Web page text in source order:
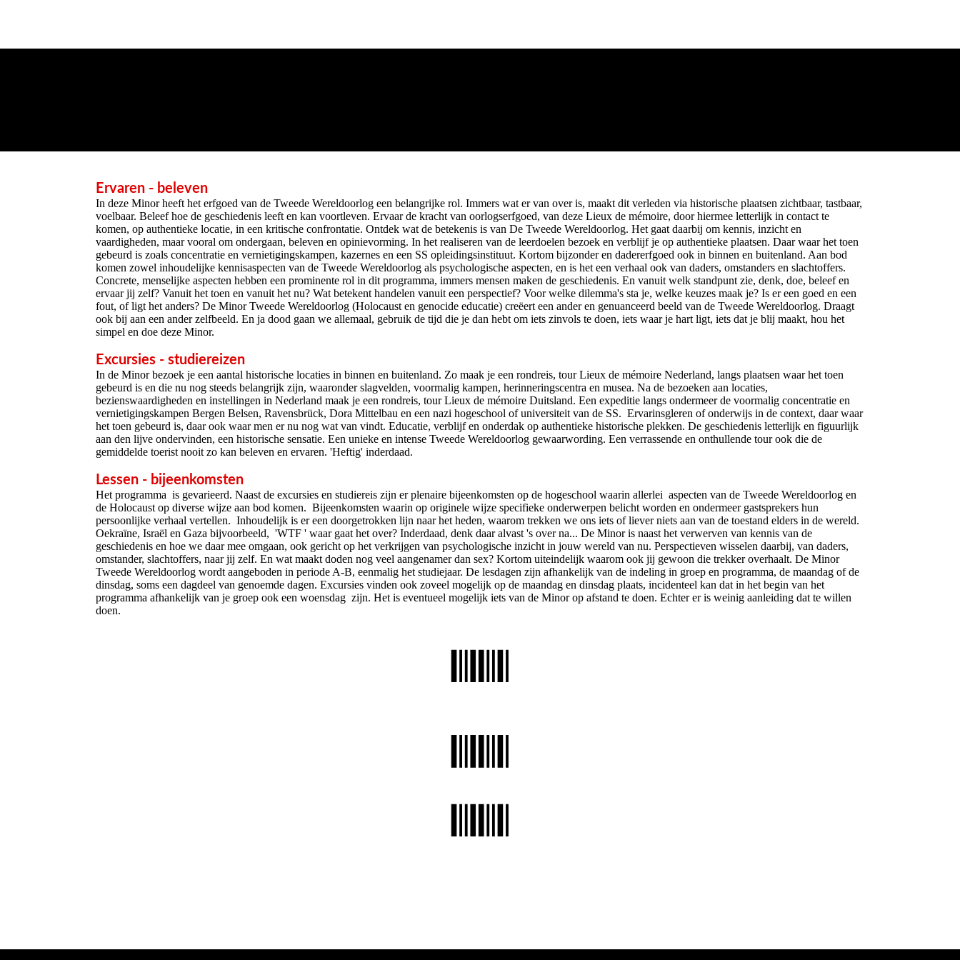
Ervaren - beleven
In deze Minor heeft het erfgoed van de Tweede Wereldoorlog een belangrijke rol. Immers wat er van over is, maakt dit verleden via historische plaatsen zichtbaar, tastbaar,
voelbaar. Beleef hoe de geschiedenis leeft en kan voortleven. Ervaar de kracht van oorlogserfgoed, van deze Lieux de mémoire, door hiermee letterlijk in contact te
komen, op authentieke locatie, in een kritische confrontatie. Ontdek wat de betekenis is van De Tweede Wereldoorlog. Het gaat daarbij om kennis, inzicht en
vaardigheden, maar vooral om ondergaan, beleven en opinievorming. In het realiseren van de leerdoelen bezoek en verblijf je op authentieke plaatsen. Daar waar het toen
gebeurd is zoals concentratie en vernietigingskampen, kazernes en een SS opleidingsinstituut. Kortom bijzonder en dadererfgoed ook in binnen en buitenland. Aan bod
komen zowel inhoudelijke kennisaspecten van de Tweede Wereldoorlog als psychologische aspecten, en is het een verhaal ook van daders, omstanders en slachtoffers.
Concrete, menselijke aspecten hebben een prominente rol in dit programma, immers mensen maken de geschiedenis. En vanuit welk standpunt zie, denk, doe, beleef en
ervaar jij zelf? Vanuit het toen en vanuit het nu? Wat betekent handelen vanuit een perspectief? Voor welke dilemma's sta je, welke keuzes maak je? Is er een goed en een
fout, of ligt het anders? De Minor Tweede Wereldoorlog (Holocaust en genocide educatie) creëert een ander en genuanceerd beeld van de Tweede Wereldoorlog. Draagt
ook bij aan een ander zelfbeeld. En ja dood gaan we allemaal, gebruik de tijd die je dan hebt om iets zinvols te doen, iets waar je hart ligt, iets dat je blij maakt, hou het
simpel en doe deze Minor.
Excursies - studiereizen
In de Minor bezoek je een aantal historische locaties in binnen en buitenland. Zo maak je een rondreis, tour Lieux de mémoire Nederland, langs plaatsen waar het toen
gebeurd is en die nu nog steeds belangrijk zijn, waaronder slagvelden, voormalig kampen, herinneringscentra en musea. Na de bezoeken aan locaties,
bezienswaardigheden en instellingen in Nederland maak je een rondreis, tour Lieux de mémoire Duitsland. Een expeditie langs ondermeer de voormalig concentratie en
vernietigingskampen Bergen Belsen, Ravensbrück, Dora Mittelbau en een nazi hogeschool of universiteit van de SS. Ervarinsgleren of onderwijs in de context, daar waar
het toen gebeurd is, daar ook waar men er nu nog wat van vindt. Educatie, verblijf en onderdak op authentieke historische plekken. De geschiedenis letterlijk en figuurlijk
aan den lijve ondervinden, een historische sensatie. Een unieke en intense Tweede Wereldoorlog gewaarwording. Een verrassende en onthullende tour ook die de
gemiddelde toerist nooit zo kan beleven en ervaren. 'Heftig' inderdaad.
Lessen - bijeenkomsten
Het programma is gevarieerd. Naast de excursies en studiereis zijn er plenaire bijeenkomsten op de hogeschool waarin allerlei aspecten van de Tweede Wereldoorlog en
de Holocaust op diverse wijze aan bod komen. Bijeenkomsten waarin op originele wijze specifieke onderwerpen belicht worden en ondermeer gastsprekers hun
persoonlijke verhaal vertellen. Inhoudelijk is er een doorgetrokken lijn naar het heden, waarom trekken we ons iets of liever niets aan van de toestand elders in de wereld.
Oekraïne, Israël en Gaza bijvoorbeeld, 'WTF ' waar gaat het over? Inderdaad, denk daar alvast 's over na... De Minor is naast het verwerven van kennis van de
geschiedenis en hoe we daar mee omgaan, ook gericht op het verkrijgen van psychologische inzicht in jouw wereld van nu. Perspectieven wisselen daarbij, van daders,
omstander, slachtoffers, naar jij zelf. En wat maakt doden nog veel aangenamer dan sex? Kortom uiteindelijk waarom ook jij gewoon die trekker overhaalt. De Minor
Tweede Wereldoorlog wordt aangeboden in periode A-B, eenmalig het studiejaar. De lesdagen zijn afhankelijk van de indeling in groep en programma, de maandag of de
dinsdag, soms een dagdeel van genoemde dagen. Excursies vinden ook zoveel mogelijk op de maandag en dinsdag plaats, incidenteel kan dat in het begin van het
programma afhankelijk van je groep ook een woensdag zijn. Het is eventueel mogelijk iets van de Minor op afstand te doen. Echter er is weinig aanleiding dat te willen
doen.